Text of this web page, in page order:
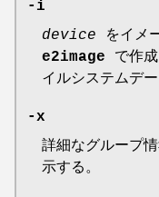
-i
device をイメ
e2image で作
イルシステムデー
-x
詳細なグループ
示する。